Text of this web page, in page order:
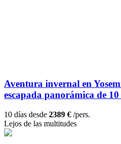
Aventura invernal en
escapada panorámica de
10 días desde 2389 € /pers.
Lejos de las multitudes